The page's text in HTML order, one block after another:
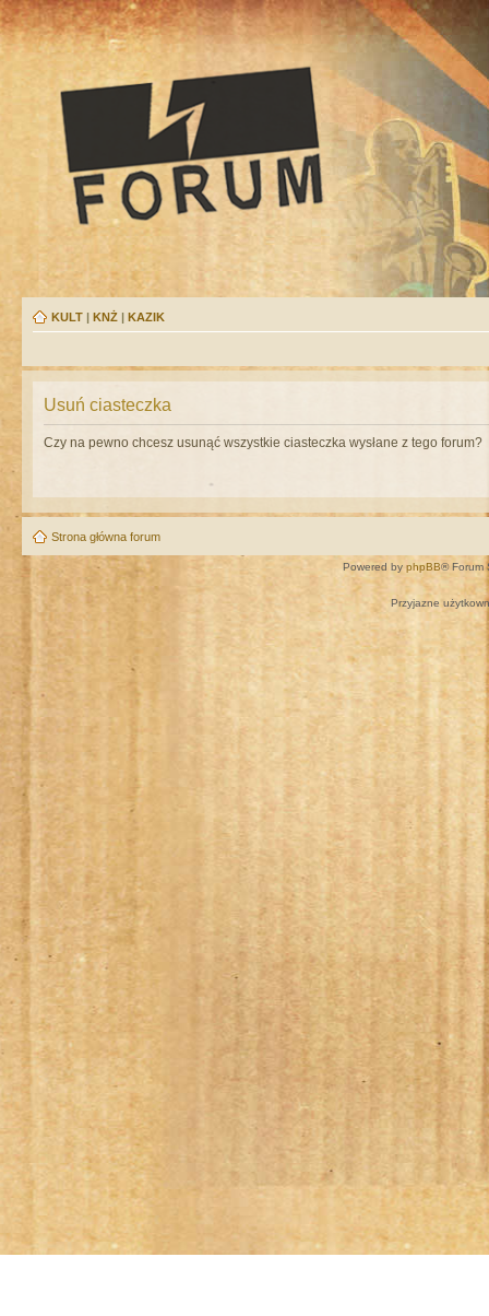
KULT | KNŻ | KAZIK
Usuń ciasteczka
Czy na pewno chcesz usunąć wszystkie ciasteczka wysłane z tego forum?
Strona główna forum
Powered by phpBB® Forum
Przyjazne